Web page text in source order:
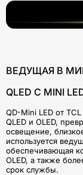
ВЕДУЩАЯ В
QLED С MINI
QD-Mini LED от
QLED и OLED,
освещение,
используется
обеспечивающая
OLED, а также
срок службы.